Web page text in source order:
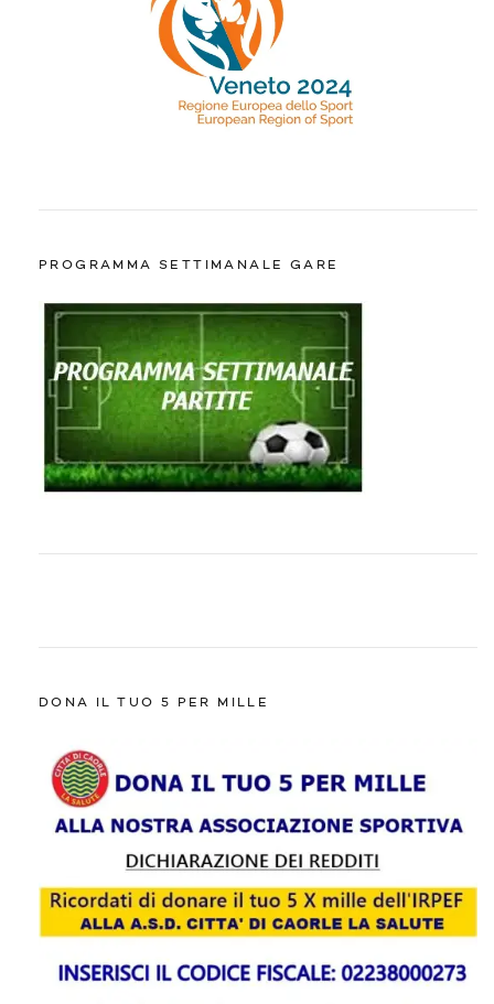
PROGRAMMA SETTIMANALE GARE
DONA IL TUO 5 PER MILLE